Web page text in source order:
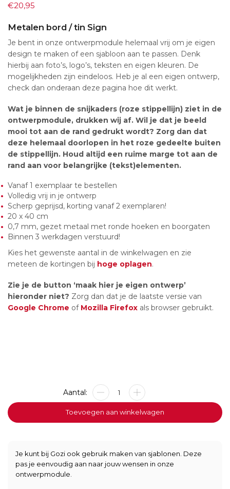
€20,95
Metalen bord / tin Sign
Je bent in onze ontwerpmodule helemaal vrij om je eigen
design te maken of een sjabloon aan te passen. Denk
hierbij aan foto’s, logo’s, teksten en eigen kleuren. De
mogelijkheden zijn eindeloos. Heb je al een eigen ontwerp,
check dan onderaan deze pagina hoe dit werkt.
Wat je binnen de snijkaders (roze stippellijn) ziet in de
ontwerpmodule, drukken wij af. Wil je dat je beeld
mooi tot aan de rand gedrukt wordt? Zorg dan dat
deze helemaal doorlopen in het roze gedeelte buiten
de stippellijn. Houd altijd een ruime marge tot aan de
rand aan voor belangrijke (tekst)elementen.
Vanaf 1 exemplaar te bestellen
Volledig vrij in je ontwerp
Scherp geprijsd, korting vanaf 2 exemplaren!
20 x 40 cm
0,7 mm, gezet metaal met ronde hoeken en boorgaten
Binnen 3 werkdagen verstuurd!
Kies het gewenste aantal in de winkelwagen en zie
meteen de kortingen bij hoge oplagen.
Zie je de button ‘maak hier je eigen ontwerp’
hieronder niet? Zorg dan dat je de laatste versie van
Google Chrome of Mozilla Firefox als browser gebruikt.
Metalen
bord
-
aantal
Toevoegen aan winkelwagen
Je kunt bij Gozi ook gebruik maken van sjablonen. Deze
pas je eenvoudig aan naar jouw wensen in onze
ontwerpmodule.